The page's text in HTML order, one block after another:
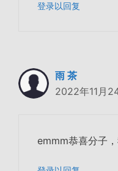
登录以回复
雨 茶
2022年11月
emmm恭喜分子